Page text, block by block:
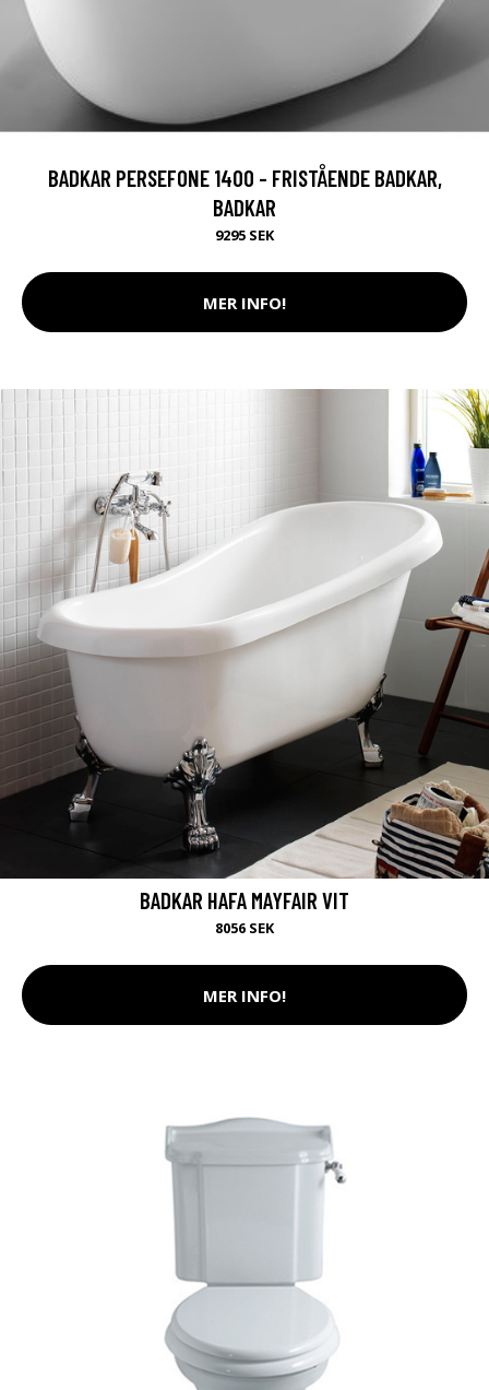
BADKAR PERSEFONE 1400 - FRISTÅENDE BADKAR,
BADKAR
9295 SEK
MER INFO!
BADKAR HAFA MAYFAIR VIT
8056 SEK
MER INFO!